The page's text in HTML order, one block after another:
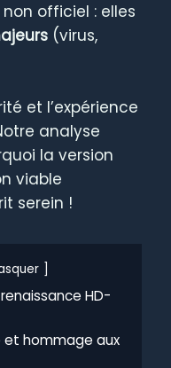
officiel : elles
(virus,
et l’expérience
analyse
la version
viable
serein !
HD-
et hommage aux